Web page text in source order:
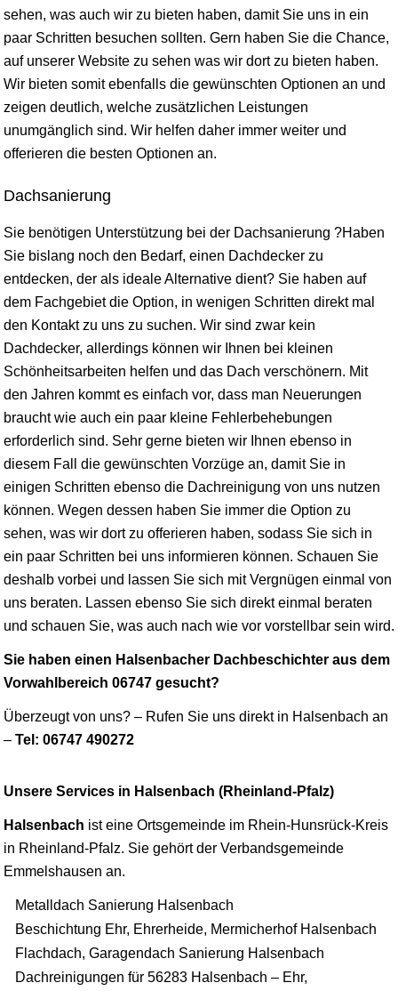
sehen, was auch wir zu bieten haben, damit Sie uns in ein
paar Schritten besuchen sollten. Gern haben Sie die Chance,
auf unserer Website zu sehen was wir dort zu bieten haben.
Wir bieten somit ebenfalls die gewünschten Optionen an und
zeigen deutlich, welche zusätzlichen Leistungen
unumgänglich sind. Wir helfen daher immer weiter und
offerieren die besten Optionen an.
Dachsanierung
Sie benötigen Unterstützung bei der Dachsanierung ?Haben
Sie bislang noch den Bedarf, einen Dachdecker zu
entdecken, der als ideale Alternative dient? Sie haben auf
dem Fachgebiet die Option, in wenigen Schritten direkt mal
den Kontakt zu uns zu suchen. Wir sind zwar kein
Dachdecker, allerdings können wir Ihnen bei kleinen
Schönheitsarbeiten helfen und das Dach verschönern. Mit
den Jahren kommt es einfach vor, dass man Neuerungen
braucht wie auch ein paar kleine Fehlerbehebungen
erforderlich sind. Sehr gerne bieten wir Ihnen ebenso in
diesem Fall die gewünschten Vorzüge an, damit Sie in
einigen Schritten ebenso die Dachreinigung von uns nutzen
können. Wegen dessen haben Sie immer die Option zu
sehen, was wir dort zu offerieren haben, sodass Sie sich in
ein paar Schritten bei uns informieren können. Schauen Sie
deshalb vorbei und lassen Sie sich mit Vergnügen einmal von
uns beraten. Lassen ebenso Sie sich direkt einmal beraten
und schauen Sie, was auch nach wie vor vorstellbar sein wird.
Sie haben einen Halsenbacher Dachbeschichter aus dem
Vorwahlbereich 06747 gesucht?
Überzeugt von uns? – Rufen Sie uns direkt in Halsenbach an
– Tel: 06747 490272
Unsere Services in Halsenbach (Rheinland-Pfalz)
Halsenbach ist eine Ortsgemeinde im Rhein-Hunsrück-Kreis
in Rheinland-Pfalz. Sie gehört der Verbandsgemeinde
Emmelshausen an.
Metalldach Sanierung Halsenbach
Beschichtung Ehr, Ehrerheide, Mermicherhof Halsenbach
Flachdach, Garagendach Sanierung Halsenbach
Dachreinigungen für 56283 Halsenbach – Ehr,